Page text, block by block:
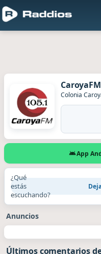
Colonia
App
¿Qué
estás
escuchando?
Anuncios
Últimos comentarios